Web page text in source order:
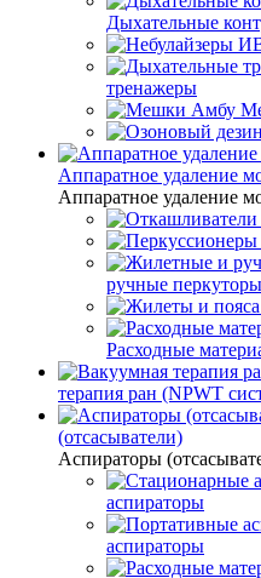
Дыхательные
тренажеры
Аппаратное удаление
Аппаратное удаление
ручные перкуторы
Расходные
терапия ран (NPWT
(отсасыватели)
Аспираторы
аспираторы
аспираторы